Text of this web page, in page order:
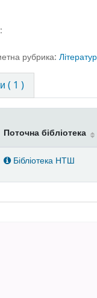
рубрика:
( 1 )
Поточна бібліотека
Бібліотека НТШ